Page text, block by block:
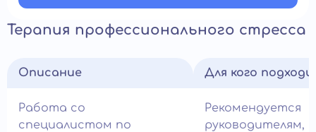
Терапия профессионального стресса
Описание
Работа со
специалистом по
Для кого
Рекомендуется
руководителям,